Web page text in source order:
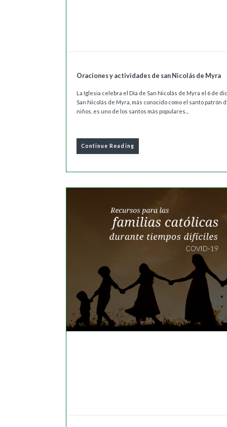
Oraciones y actividades de san Nicolás de Myra
La Iglesia celebra el Día de San Nicolás de Myra el 6 de
San Nicolás de Myra, más conocido como el santo patrón
niños, es uno de los santos más populares...
Continue Reading